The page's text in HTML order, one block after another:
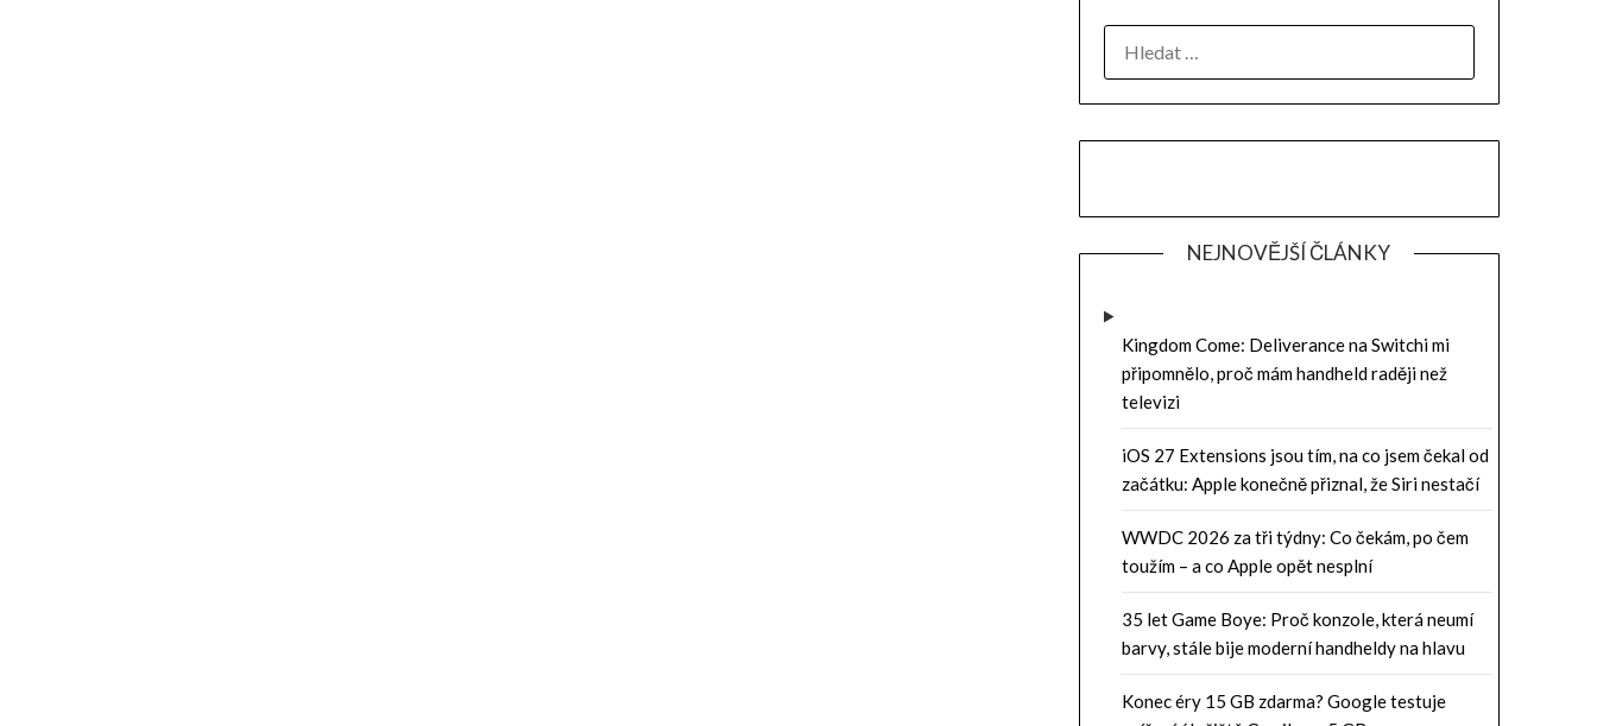
NEJNOVĚJŠÍ ČLÁNKY
Kingdom Come: Deliverance na Switchi mi
připomnělo, proč mám handheld raději než
televizi
iOS 27 Extensions jsou tím, na co jsem čekal od
začátku: Apple konečně přiznal, že Siri nestačí
WWDC 2026 za tři týdny: Co čekám, po čem
toužím – a co Apple opět nesplní
35 let Game Boye: Proč konzole, která neumí
barvy, stále bije moderní handheldy na hlavu
Konec éry 15 GB zdarma? Google testuje